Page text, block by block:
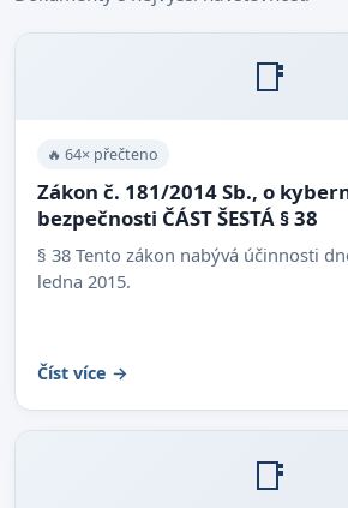
📑
🔥 64× přečteno
Zákon č. 181/2014 Sb., o
bezpečnosti ČÁST ŠESTÁ § 38
§ 38 Tento zákon nabývá účinnosti
ledna 2015.
Číst více →
📑